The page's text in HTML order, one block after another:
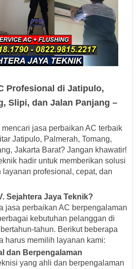
Profesional di Jatipulo,
Slipi, dan Jalan Panjang –
jasa perbaikan AC terbaik
Jatipulo, Palmerah, Tomang,
Jakarta Barat? Jangan khawatir!
hadir untuk memberikan solusi
profesional, cepat, dan
Sejahtera Jaya Teknik?
jasa perbaikan AC berpengalaman
kebutuhan pelanggan di
tahun. Berikut beberapa
harus memilih layanan kami:
dan Berpengalaman
yang ahli dan berpengalaman